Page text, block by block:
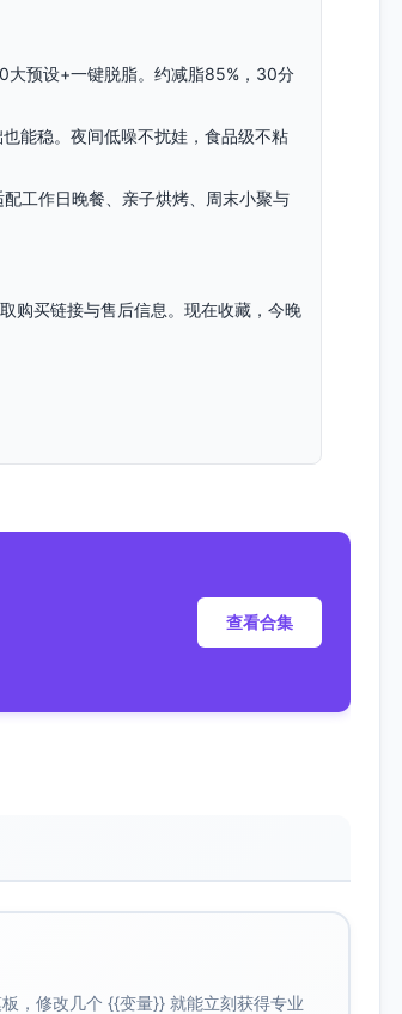
大预设+一键脱脂。约减脂85%，30分
能稳。夜间低噪不扰娃，食品级不粘
工作日晚餐、亲子烘烤、周末小聚与
购买链接与售后信息。现在收藏，今晚
查看合集
，修改几个 {{变量}} 就能立刻获得专业